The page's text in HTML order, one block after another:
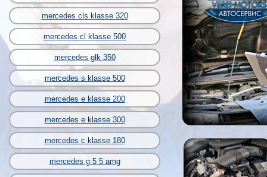
mercedes cls klasse 320
mercedes cl klasse 500
mercedes glk 350
mercedes s klasse 500
mercedes e klasse 200
mercedes e klasse 300
mercedes c klasse 180
mercedes g 5 5 amg